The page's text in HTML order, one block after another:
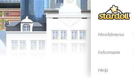
Hoofdmenu
Informatie
Help